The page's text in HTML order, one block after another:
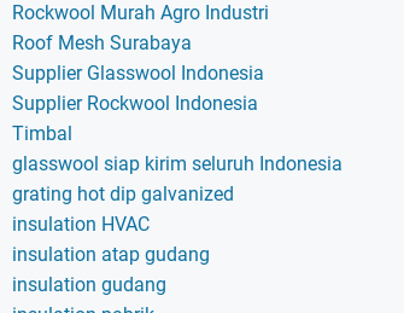
Rockwool Murah Agro Industri
Roof Mesh Surabaya
Supplier Glasswool Indonesia
Supplier Rockwool Indonesia
Timbal
glasswool siap kirim seluruh Indonesia
grating hot dip galvanized
insulation HVAC
insulation atap gudang
insulation gudang